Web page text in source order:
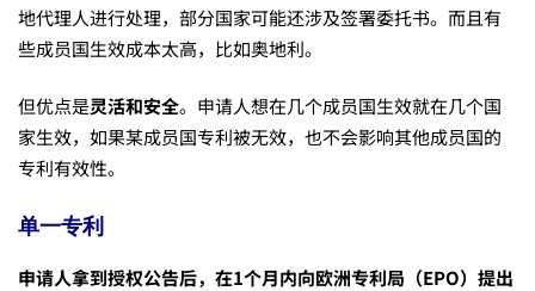
地代理人进行处理，部分国家可能还涉及签署委托书。而且有
些成员国生效成本太高，比如奥地利。
但优点是灵活和安全。申请人想在几个成员国生效就在几个国
家生效，如果某成员国专利被无效，也不会影响其他成员国的
专利有效性。
单一专利
申请人拿到授权公告后，在1个月内向欧洲专利局（EPO） 提出